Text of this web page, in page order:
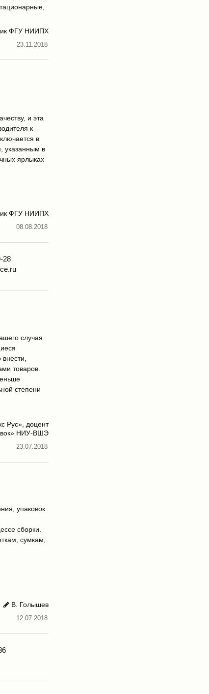
ФГУ НИИПХ
23.11.2018
и эта
к
в
указанным в
ярлыках
ФГУ НИИПХ
08.08.2018
28
случая
товаров.
степени
Рус», доцент
НИУ-ВШЭ
23.07.2018
упаковок
сборки.
сумкам,
В. Голышев
12.07.2018